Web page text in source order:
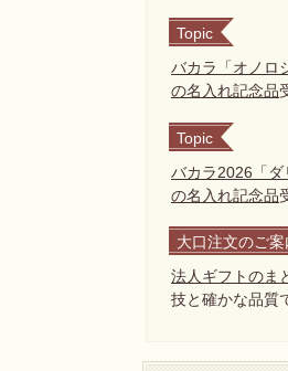
Topic
バカラ「オノロ
の名入れ記念品
Topic
バカラ2026「ダ
の名入れ記念品
大口注文のご案
法人ギフトのま
技と確かな品質